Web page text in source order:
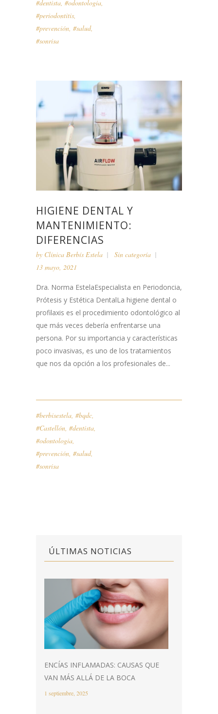
#dentista, #odontologia,
#periodontitis,
#prevención, #salud,
#sonrisa
HIGIENE DENTAL Y
MANTENIMIENTO:
DIFERENCIAS
by Clínica Berbís Estela
Sin categoría
13 mayo, 2021
Dra. Norma EstelaEspecialista en Periodoncia,
Prótesis y Estética DentalLa higiene dental o
profilaxis es el procedimiento odontológico al
que más veces debería enfrentarse una
persona. Por su importancia y características
poco invasivas, es uno de los tratamientos
que nos da opción a los profesionales de...
#berbisestela, #bqdc,
#Castellón, #dentista,
#odontologia,
#prevención, #salud,
#sonrisa
ÚLTIMAS NOTICIAS
ENCÍAS INFLAMADAS: CAUSAS QUE
VAN MÁS ALLÁ DE LA BOCA
1 septiembre, 2025